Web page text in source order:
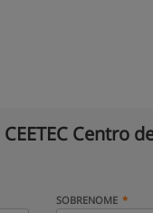
CEETEC Centro
SOBRENOME